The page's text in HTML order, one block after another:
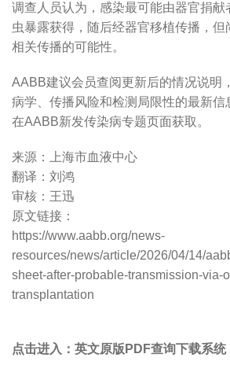
调查人员认为，感染最可能由器官捐献
虫暴露获得，随后经器官移植传播，但
相关传播的可能性。
AABB建议会员查阅更新后的情况说明
病学、传播风险和检测局限性的最新信
在AABB新发传染病专题页面获取。
来源：上海市血液中心
翻译：刘鸿
审核：王迅
原文链接：
https://www.aabb.org/news-
resources/news/article/2026/04/14/
sheet-after-probable-transmission-via-
transplantation
点击进入：英文原版PDF查询下载系统